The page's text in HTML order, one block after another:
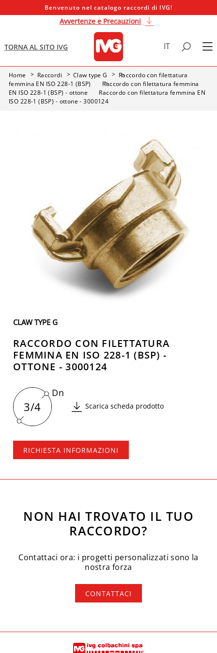
Benvenuto nel catalogo raccordi di IVG!
Avvertenze e Precauzioni
TORNA AL SITO IVG IT
Home Raccordi Claw type G
Raccordo con filettatura
femmina EN ISO 228-1 (BSP)
Raccordo con filettatura femmina
EN ISO 228-1 (BSP) - ottone
Raccordo con filettatura femmina EN
ISO 228-1 (BSP) - ottone - 3000124
CLAW TYPE G
RACCORDO CON FILETTATURA
FEMMINA EN ISO 228-1 (BSP) -
OTTONE - 3000124
3/4
Dn
Scarica scheda prodotto
RICHIESTA INFORMAZIONI
NON HAI TROVATO IL TUO
RACCORDO?
Contattaci ora: i progetti personalizzati sono la
nostra forza
CONTATTACI